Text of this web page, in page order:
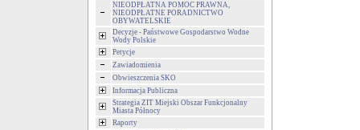
NIEODPŁATNA POMOC PRAWNA,
NIEODPŁATNE PORADNICTWO
OBYWATELSKIE
Decyzje - Państwowe Gospodarstwo Wodne
Wody Polskie
Petycje
Zawiadomienia
Obwieszczenia SKO
Informacja Publiczna
Strategia ZIT Miejski Obszar Funkcjonalny
Miasta Północy
Raporty